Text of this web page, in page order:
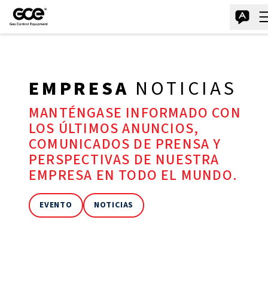
EMPRESA NOTICIAS
MANTÉNGASE INFORMADO CON
LOS ÚLTIMOS ANUNCIOS,
COMUNICADOS DE PRENSA Y
PERSPECTIVAS DE NUESTRA
EMPRESA EN TODO EL MUNDO.
EVENTO NOTICIAS